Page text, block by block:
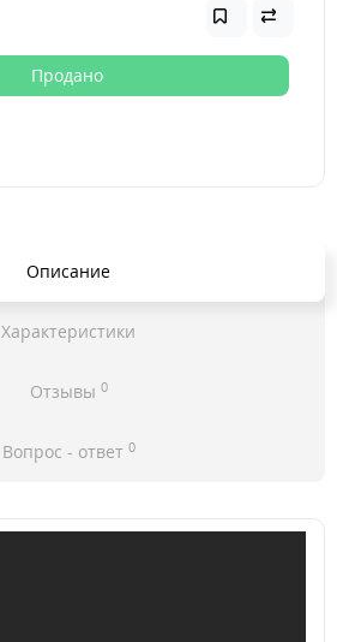
Продано
Описание
Характеристики
Отзывы 0
Вопрос - ответ 0